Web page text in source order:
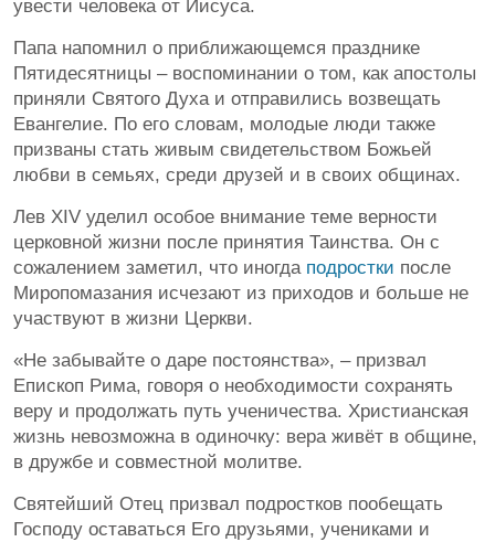
увести человека от Иисуса.
Папа напомнил о приближающемся празднике
Пятидесятницы – воспоминании о том, как апостолы
приняли Святого Духа и отправились возвещать
Евангелие. По его словам, молодые люди также
призваны стать живым свидетельством Божьей
любви в семьях, среди друзей и в своих общинах.
Лев XIV уделил особое внимание теме верности
церковной жизни после принятия Таинства. Он с
сожалением заметил, что иногда подростки после
Миропомазания исчезают из приходов и больше не
участвуют в жизни Церкви.
«Не забывайте о даре постоянства», – призвал
Епископ Рима, говоря о необходимости сохранять
веру и продолжать путь ученичества. Христианская
жизнь невозможна в одиночку: вера живёт в общине,
в дружбе и совместной молитве.
Святейший Отец призвал подростков пообещать
Господу оставаться Его друзьями, учениками и